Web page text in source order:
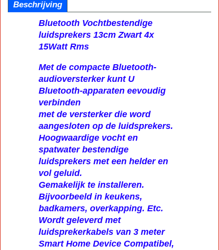
Beschrijving
Bluetooth Vochtbestendige
luidsprekers 13cm Zwart 4x
15Watt Rms
Met de compacte Bluetooth-
audioversterker kunt U
Bluetooth-apparaten eevoudig
verbinden
met de versterker die word
aangesloten op de luidsprekers.
Hoogwaardige vocht en
spatwater bestendige
luidsprekers met een helder en
vol geluid.
Gemakelijk te installeren.
Bijvoorbeeld in keukens,
badkamers, overkapping. Etc.
Wordt geleverd met
luidsprekerkabels van 3 meter
Smart Home Device Compatibel,